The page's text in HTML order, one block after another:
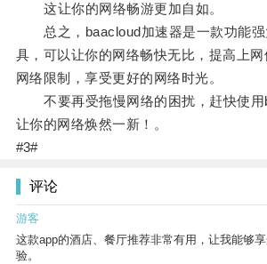
这让你的网络畅游更加自如。
总之，baacloud加速器是一款功能强
具，可以让你的网络畅快无比，提高上
网络限制，享受更好的网络时光。
不要再受拖慢网络的困扰，赶快使用
让你的网络焕然一新！。
#3#
评论
游客
这款app的酒店、餐厅推荐非常有用，让我能够
验。